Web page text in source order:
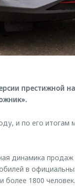
престижной
и по его итогам
динамика
в
более 1800 человек.